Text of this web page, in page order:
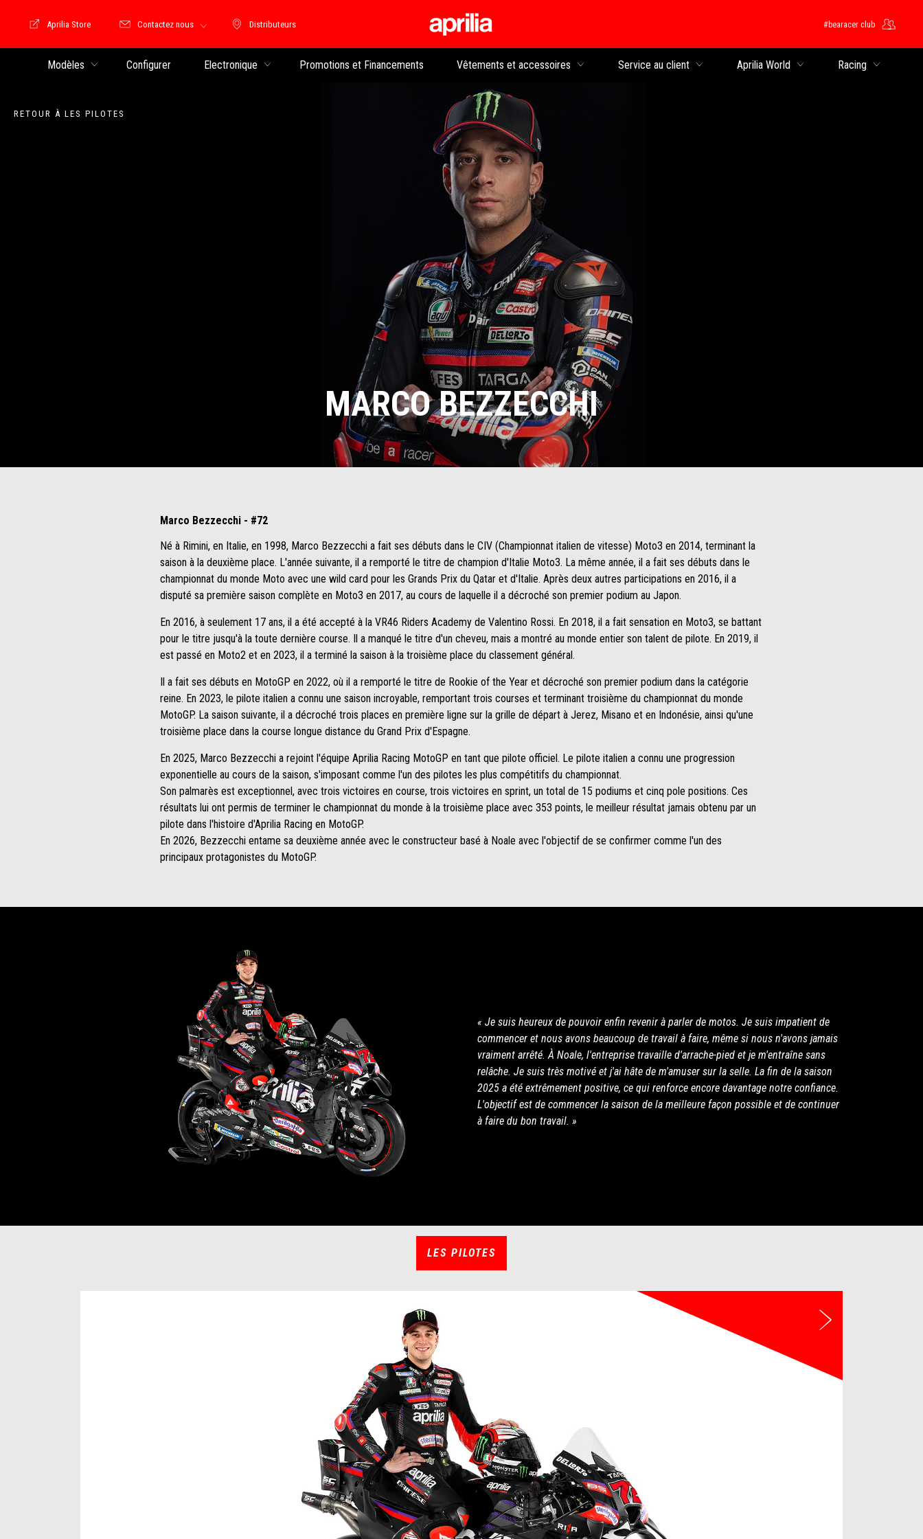
Distributeurs
Distributeurs
Store Motoguzzi
Aprilia Store Contactez nous #bearacer club
Modèles Configurer Electronique Promotions et Financements Vêtements et accessoires Service au client Aprilia World Racing
RETOUR À LES PILOTES
MARCO BEZZECCHI
Marco Bezzecchi - #72
Né à Rimini, en Italie, en 1998, Marco Bezzecchi a fait ses débuts dans le CIV (Championnat italien de vitesse) Moto3 en 2014, terminant la
saison à la deuxième place. L'année suivante, il a remporté le titre de champion d'Italie Moto3. La même année, il a fait ses débuts dans le
championnat du monde Moto avec une wild card pour les Grands Prix du Qatar et d'Italie. Après deux autres participations en 2016, il a
disputé sa première saison complète en Moto3 en 2017, au cours de laquelle il a décroché son premier podium au Japon.
En 2016, à seulement 17 ans, il a été accepté à la VR46 Riders Academy de Valentino Rossi. En 2018, il a fait sensation en Moto3, se battant
pour le titre jusqu'à la toute dernière course. Il a manqué le titre d'un cheveu, mais a montré au monde entier son talent de pilote. En 2019, il
est passé en Moto2 et en 2023, il a terminé la saison à la troisième place du classement général.
Il a fait ses débuts en MotoGP en 2022, où il a remporté le titre de Rookie of the Year et décroché son premier podium dans la catégorie
reine. En 2023, le pilote italien a connu une saison incroyable, remportant trois courses et terminant troisième du championnat du monde
MotoGP. La saison suivante, il a décroché trois places en première ligne sur la grille de départ à Jerez, Misano et en Indonésie, ainsi qu'une
troisième place dans la course longue distance du Grand Prix d'Espagne.
En 2025, Marco Bezzecchi a rejoint l'équipe Aprilia Racing MotoGP en tant que pilote officiel. Le pilote italien a connu une progression
exponentielle au cours de la saison, s'imposant comme l'un des pilotes les plus compétitifs du championnat.
Son palmarès est exceptionnel, avec trois victoires en course, trois victoires en sprint, un total de 15 podiums et cinq pole positions. Ces
résultats lui ont permis de terminer le championnat du monde à la troisième place avec 353 points, le meilleur résultat jamais obtenu par un
pilote dans l'histoire d'Aprilia Racing en MotoGP.
En 2026, Bezzecchi entame sa deuxième année avec le constructeur basé à Noale avec l'objectif de se confirmer comme l'un des
principaux protagonistes du MotoGP.
« Je suis heureux de pouvoir enfin revenir à parler de motos. Je suis impatient de
commencer et nous avons beaucoup de travail à faire, même si nous n'avons jamais
vraiment arrêté. À Noale, l'entreprise travaille d'arrache-pied et je m'entraîne sans
relâche. Je suis très motivé et j'ai hâte de m'amuser sur la selle. La fin de la saison
2025 a été extrêmement positive, ce qui renforce encore davantage notre confiance.
L'objectif est de commencer la saison de la meilleure façon possible et de continuer
à faire du bon travail. »
LES PILOTES
Suivant